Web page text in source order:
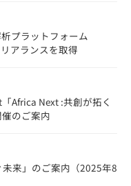
プラットフォーム
アランスを取得
Africa Next :共創が拓く
のご案内
来」のご案内（2025年8